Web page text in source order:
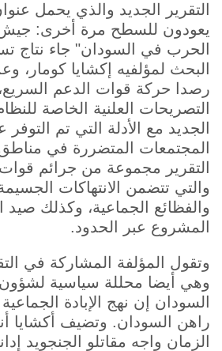
التقرير الجديد والذي يحمل
يعودون للسطح مرة أخرى:
الحرب في السودان" جاء نتاج
البحث لمؤلفيه إكشايا كومار،
رصدا حركة قوات الدعم السريع،
التصريحات العلنية الخاصة
الجديد مع الأدلة التي تم التوفر
المجتمعات المتضررة في مناطق
التقرير مجموعة من جرائم
والتي تتضمن الانتهاكات
والفظائع الجماعية، وكذلك صيد
المشروع عبر الحدود.
وتقول المؤلفة المشاركة في
وهي أيضا محللة سياسية
السودان إن نهج الإبادة
راهن السودان. وتضيف أكشايا
الزمان واجه مقاتلو الجنجويد